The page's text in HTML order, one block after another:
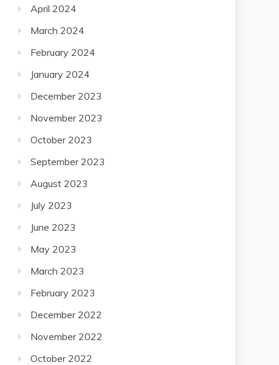
April 2024
March 2024
February 2024
January 2024
December 2023
November 2023
October 2023
September 2023
August 2023
July 2023
June 2023
May 2023
March 2023
February 2023
December 2022
November 2022
October 2022